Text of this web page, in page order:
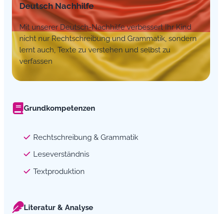
Deutsch Nachhilfe
Mit unserer Deutsch-Nachhilfe verbessert Ihr Kind
nicht nur Rechtschreibung und Grammatik, sondern
lernt auch, Texte zu verstehen und selbst zu
verfassen
Grundkompetenzen
Rechtschreibung & Grammatik
Leseverständnis
Textproduktion
Literatur & Analyse